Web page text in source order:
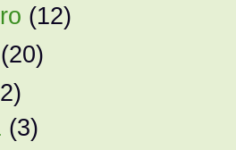
(12)
(20)
(3)